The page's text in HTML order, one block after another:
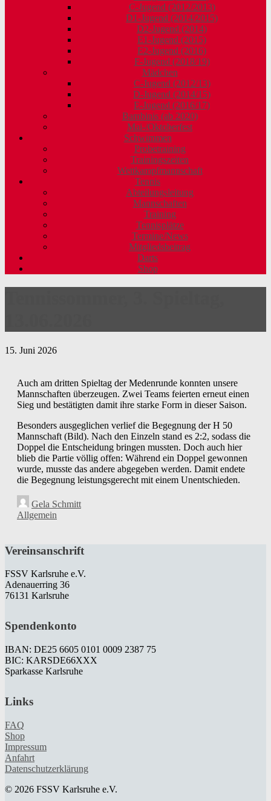
C-Jugend (2012/2013)
D1-Jugend (2014/2015)
D2-Jugend (2014)
E1-Jugend (2015)
E2-Jugend (2016)
F-Jugend (2018/19)
Mädchen
C-Jugend (2012/13)
D-Jugend (2014/15)
E-Jugend (2016/17)
Bambinis (ab 2020)
Mai-/Oktoberfest
Schwimmen
Probetraining
Trainingszeiten
Wettkampfmannschaft
Tennis
Abteilungsleitung
Mannschaften
Training
Tennisplätze
Termine/News
Mitgliedsbeitrag
Darts
Shop
15. Juni 2026
Auch am dritten Spieltag der Medenrunde konnten unsere
Mannschaften überzeugen. Zwei Teams feierten erneut einen
Sieg und bestätigten damit ihre starke Form in dieser Saison.
Besonders ausgeglichen verlief die Begegnung der H 50
Mannschaft (Bild). Nach den Einzeln stand es 2:2, sodass die
Doppel die Entscheidung bringen mussten. Doch auch hier
blieb die Partie völlig offen: Während ein Doppel gewonnen
wurde, musste das andere abgegeben werden. Damit endete
die Begegnung leistungsgerecht mit einem Unentschieden.
Gela Schmitt
Allgemein
Vereinsanschrift
FSSV Karlsruhe e.V.
Adenauerring 36
76131 Karlsruhe
Spendenkonto
IBAN: DE25 6605 0101 0009 2387 75
BIC: KARSDE66XXX
Sparkasse Karlsruhe
Links
FAQ
Shop
Impressum
Anfahrt
Datenschutzerklärung
© 2026 FSSV Karlsruhe e.V.